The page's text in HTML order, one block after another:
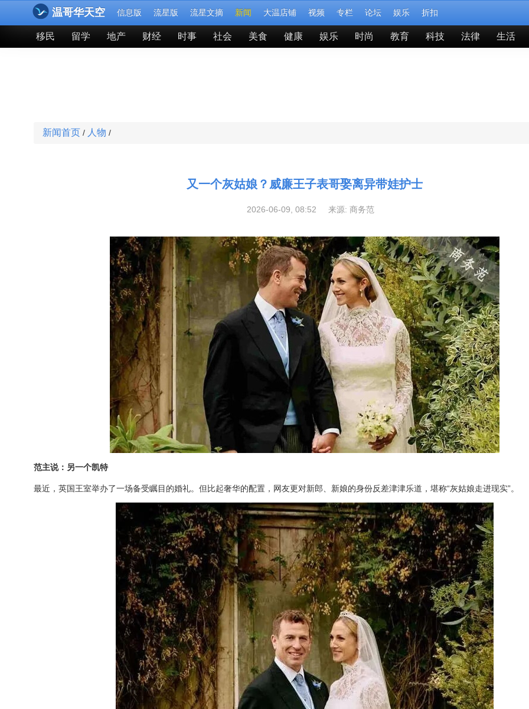
温哥华天空 信息版 流星版 流星文摘 新闻 大温店铺 视频 专栏 论坛 娱乐 折扣
移民 留学 地产 财经 时事 社会 美食 健康 娱乐 时尚 教育 科技 法律 生活
新闻首页 / 人物 /
又一个灰姑娘？威廉王子表哥娶离异带娃护士
2026-06-09, 08:52 来源: 商务范
范主说：另一个凯特
最近，英国王室举办了一场备受瞩目的婚礼。但比起奢华的配置，网友更对新郎、新娘的身份反差津津乐道，堪称“灰姑娘走进现实”。